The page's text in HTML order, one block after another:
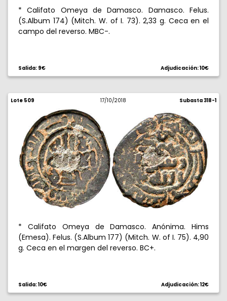
* Califato Omeya de Damasco. Damasco. Felus.
(S.Album 174) (Mitch. W. of I. 73). 2,33 g. Ceca en el
campo del reverso. MBC-.
Salida: 9€ Adjudicación: 10€
Lote 509 17/10/2018 Subasta 318-1
* Califato Omeya de Damasco. Anónima. Hims
(Emesa). Felus. (S.Album 177) (Mitch. W. of I. 75). 4,90
g. Ceca en el margen del reverso. BC+.
Salida: 10€ Adjudicación: 12€